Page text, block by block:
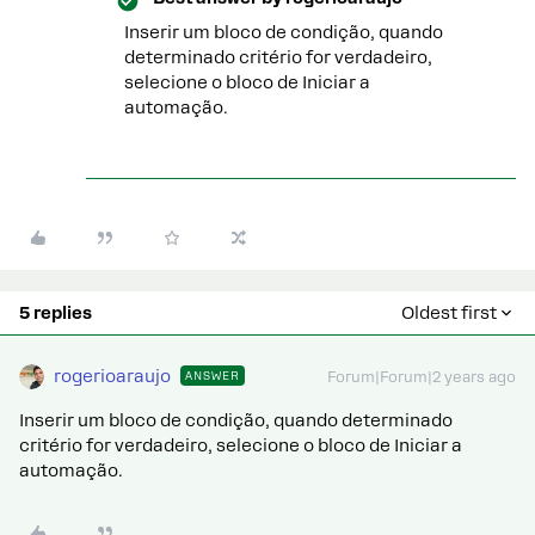
Inserir um bloco de condição, quando
determinado critério for verdadeiro,
selecione o bloco de Iniciar a
automação.
5 replies Oldest first
rogerioaraujo ANSWER Forum|Forum|2 years ago
Inserir um bloco de condição, quando determinado
critério for verdadeiro, selecione o bloco de Iniciar a
automação.